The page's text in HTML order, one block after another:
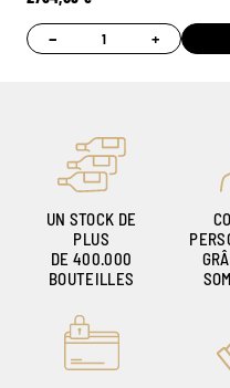
− +
UN STOCK DE
PLUS
DE 400.000
BOUTEILLES